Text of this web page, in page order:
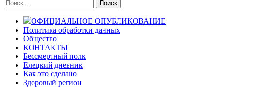
ОФИЦИАЛЬНОЕ ОПУБЛИКОВАНИЕ
Политика обработки данных
Общество
КОНТАКТЫ
Бессмертный полк
Елецкий дневник
Как это сделано
Здоровый регион